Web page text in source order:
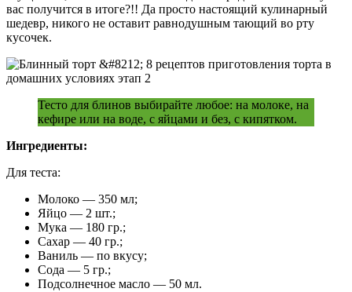
вас получится в итоге?!! Да просто настоящий кулинарный
шедевр, никого не оставит равнодушным тающий во рту
кусочек.
Тесто для блинов выбирайте любое: на молоке, на
кефире или на воде, с яйцами и без, с кипятком.
Ингредиенты:
Для теста:
Молоко — 350 мл;
Яйцо — 2 шт.;
Мука — 180 гр.;
Сахар — 40 гр.;
Ваниль — по вкусу;
Сода — 5 гр.;
Подсолнечное масло — 50 мл.